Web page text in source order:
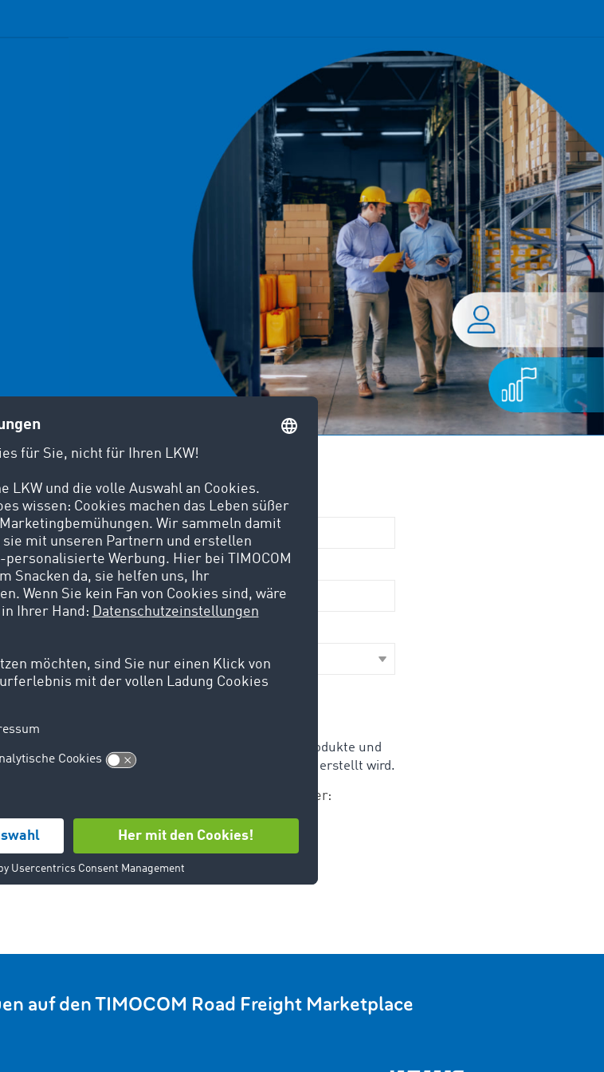
zu werden.
GmbH regelmäßig über Veranstaltungen, Produkte und
Basis meiner Daten ein persönliches Nutzerprofil erstellt wird.
Einzelheiten zur Datenverarbeitung unter:
bestellen. Schicken Sie uns dazu eine E-Mail an folgende
auf den TIMOCOM Road Freight Marketplace